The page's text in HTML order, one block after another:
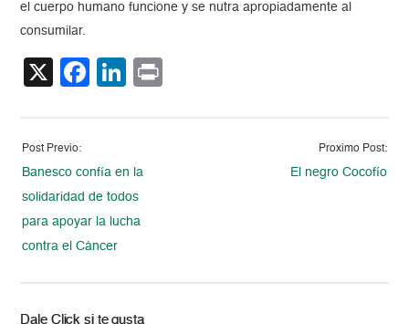
el cuerpo humano funcione y se nutra apropiadamente al
consumilar.
X Facebook
LinkedIn
Post Previo:
Banesco confía en la
solidaridad de todos
para apoyar la lucha
contra el Cáncer
Proximo Post:
El negro Cocofío
Dale Click si te gusta